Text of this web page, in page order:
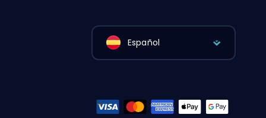
Español